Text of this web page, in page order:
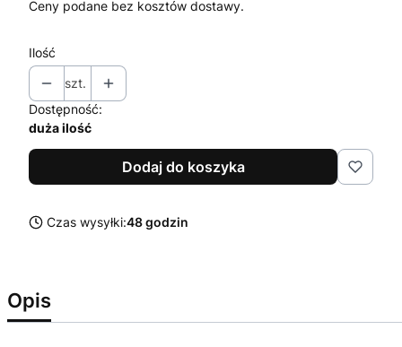
Ceny podane bez kosztów dostawy.
Ilość
szt.
Dostępność:
duża ilość
Dodaj do koszyka
Czas wysyłki:48 godzin
Opis